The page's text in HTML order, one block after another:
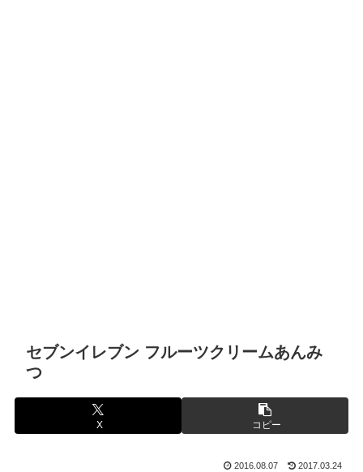
セブンイレブン フルーツクリームあんみ
つ
X コピー
2016.08.07 2017.03.24